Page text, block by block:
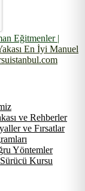
Eğitmenler |
En İyi Manuel
ve Rehberler
ve Fırsatlar
Yöntemler
Kursu